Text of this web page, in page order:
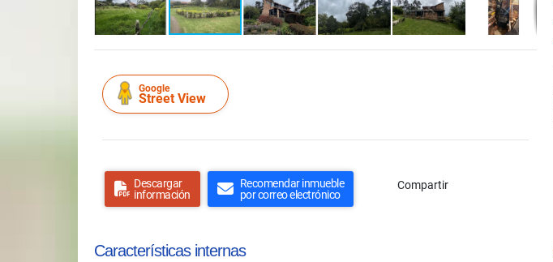
Google
Street View
Descargar
información
Recomendar inmueble
por correo electrónico
Compartir
Características internas